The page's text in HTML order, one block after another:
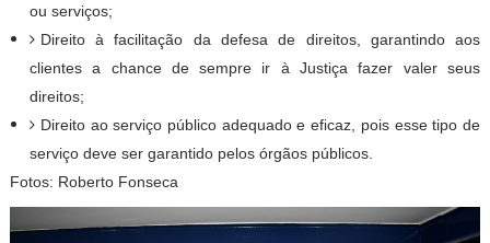
ou serviços;
Direito à facilitação da defesa de direitos, garantindo aos
clientes a chance de sempre ir à Justiça fazer valer seus
direitos;
Direito ao serviço público adequado e eficaz, pois esse tipo de
serviço deve ser garantido pelos órgãos públicos.
Fotos: Roberto Fonseca